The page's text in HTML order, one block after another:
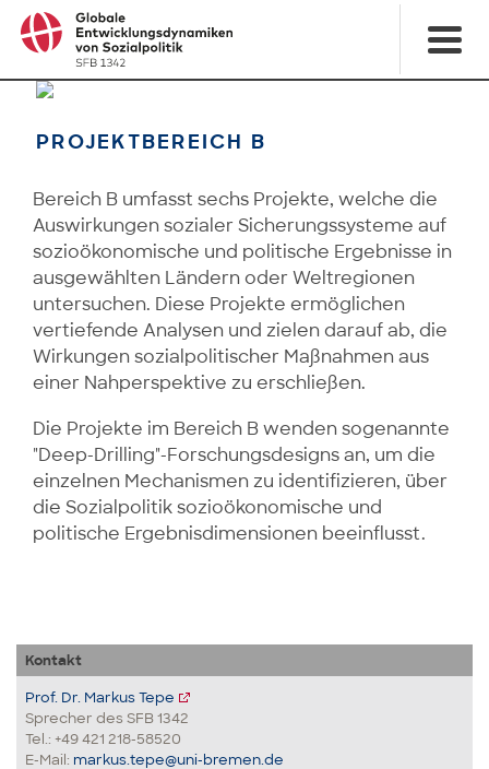
PROJEKTBEREICH B
Bereich B umfasst sechs Projekte, welche die
Auswirkungen sozialer Sicherungssysteme auf
sozioökonomische und politische Ergebnisse in
ausgewählten Ländern oder Weltregionen
untersuchen. Diese Projekte ermöglichen
vertiefende Analysen und zielen darauf ab, die
Wirkungen sozialpolitischer Maßnahmen aus
einer Nahperspektive zu erschließen.
Die Projekte im Bereich B wenden sogenannte
"Deep-Drilling"-Forschungsdesigns an, um die
einzelnen Mechanismen zu identifizieren, über
die Sozialpolitik sozioökonomische und
politische Ergebnisdimensionen beeinflusst.
Kontakt
Prof. Dr. Markus Tepe
Sprecher des SFB 1342
Tel.: +49 421 218-58520
E-Mail: markus.tepe@uni-bremen.de